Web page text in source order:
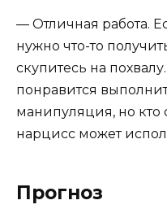
— Отличная работа.
нужно что-то
скупитесь на
понравится
манипуляция, но кто
нарцисс может
Прогноз